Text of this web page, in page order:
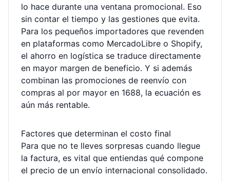
lo hace durante una ventana promocional. Eso
sin contar el tiempo y las gestiones que evita.
Para los pequeños importadores que revenden
en plataformas como MercadoLibre o Shopify,
el ahorro en logística se traduce directamente
en mayor margen de beneficio. Y si además
combinan las promociones de reenvío con
compras al por mayor en 1688, la ecuación es
aún más rentable.
Factores que determinan el costo final
Para que no te lleves sorpresas cuando llegue
la factura, es vital que entiendas qué compone
el precio de un envío internacional consolidado.